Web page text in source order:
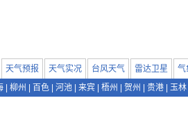
天气预报 天气实况 台风天气 雷达卫星 气
柳州 百色 河池 来宾 梧州 贺州 贵港 玉林